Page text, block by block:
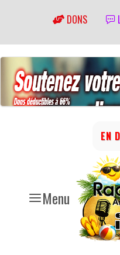
DONS
Menu
EN